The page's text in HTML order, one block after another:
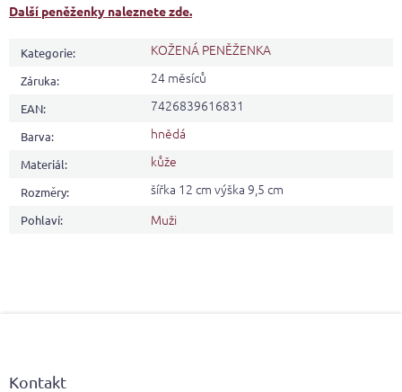
Další peněženky naleznete zde.
Kategorie: KOŽENÁ PENĚŽENKA
Záruka: 24 měsíců
EAN: 7426839616831
Barva: hnědá
Materiál: kůže
Rozměry: šířka 12 cm výška 9,5 cm
Pohlaví: Muži
Kontakt